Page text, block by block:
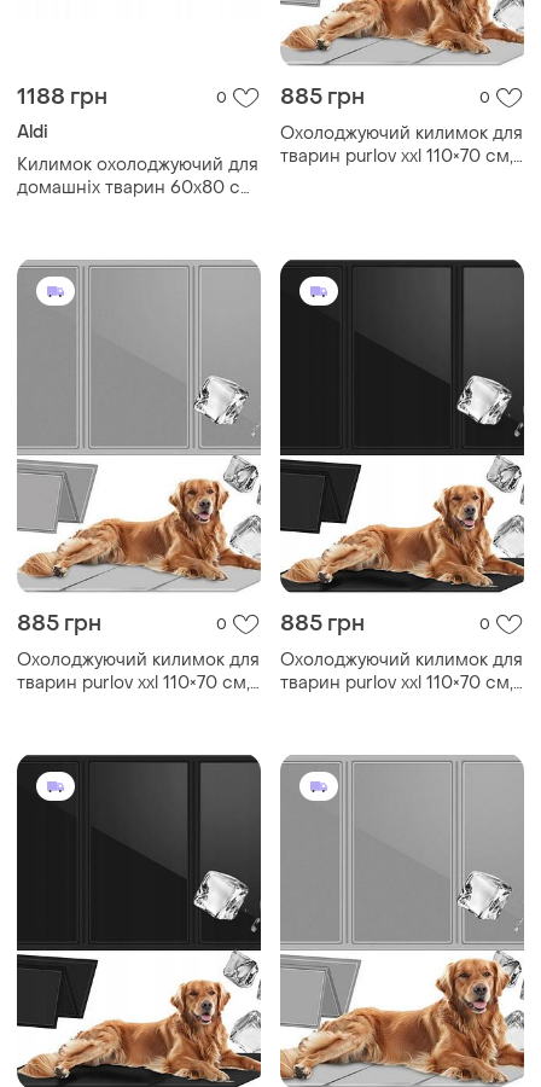
1188 грн 0
Aldi
Килимок охолоджуючий для
домашніх тварин 60х80 см
885 грн 0
Охолоджуючий килимок для
тварин purlov xxl 110×70 см,
885 грн 0
Охолоджуючий килимок для
тварин purlov xxl 110×70 см,
885 грн 0
Охолоджуючий килимок для
тварин purlov xxl 110×70 см,